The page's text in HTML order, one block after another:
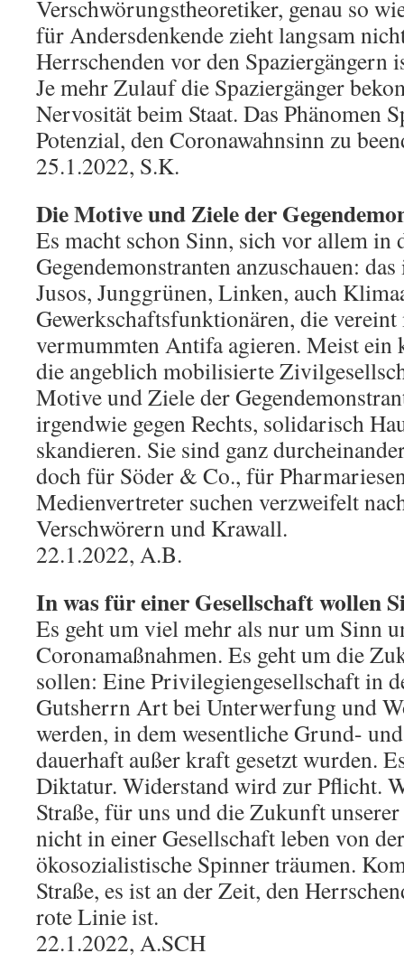
Verschwörungstheoretiker, genau so
für Andersdenkende zieht langsam
Herrschenden vor den Spaziergängern
Je mehr Zulauf die Spaziergänger
Nervosität beim Staat. Das Phänomen
Potenzial, den Coronawahnsinn zu
25.1.2022, S.K.
Die Motive und Ziele der
Es macht schon Sinn, sich vor allem in
Gegendemonstranten anzuschauen:
Jusos, Junggrünen, Linken, auch
Gewerkschaftsfunktionären, die
vermummten Antifa agieren. Meist ein
die angeblich mobilisierte
Motive und Ziele der
irgendwie gegen Rechts, solidarisch
skandieren. Sie sind ganz
doch für Söder & Co., für
Medienvertreter suchen verzweifelt
Verschwörern und Krawall.
22.1.2022, A.B.
In was für einer Gesellschaft wollen
Es geht um viel mehr als nur um Sinn
Coronamaßnahmen. Es geht um die
sollen: Eine Privilegiengesellschaft in
Gutsherrn Art bei Unterwerfung und
werden, in dem wesentliche Grund-
dauerhaft außer kraft gesetzt wurden.
Diktatur. Widerstand wird zur Pflicht.
Straße, für uns und die Zukunft
nicht in einer Gesellschaft leben von
ökosozialistische Spinner träumen.
Straße, es ist an der Zeit, den
rote Linie ist.
22.1.2022, A.SCH